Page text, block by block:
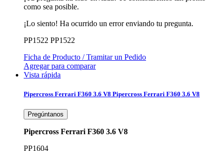
como sea posible.
¡Lo siento! Ha ocurrido un error enviando tu pregunta.
PP1522 PP1522
Ficha de Producto / Tramitar un Pedido
Agregar para comparar
Vista rápida
Pipercross Ferrari F360 3.6 V8 Pipercross Ferrari F360 3.6 V8
Pregúntanos
Pipercross Ferrari F360 3.6 V8
PP1604